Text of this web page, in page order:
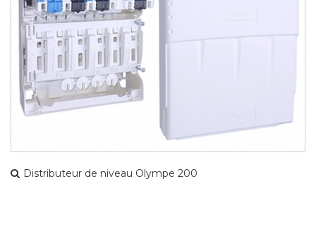
Distributeur de niveau Olympe 200